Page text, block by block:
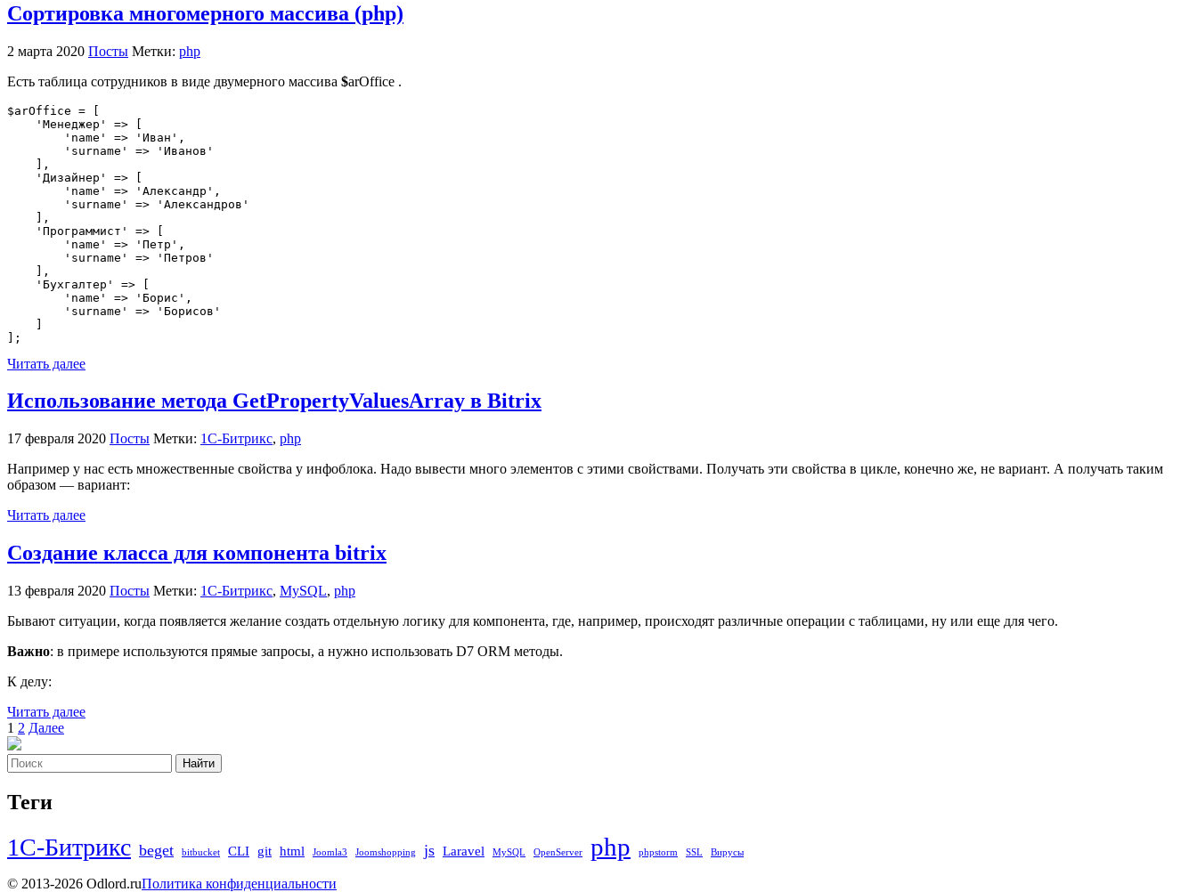
Сортировка многомерного массива (php)
2 марта 2020 Посты Метки: php
Есть таблица сотрудников в виде двумерного массива $arOffice .
$arOffice = [
];
Читать далее
Использование метода GetPropertyValuesArray в Bitrix
17 февраля 2020 Посты Метки: 1С-Битрикс, php
Например у нас есть множественные свойства у инфоблока. Надо вывести много элементов с этими свойствами. Получать эти свойства в цикле, конечно же, не вариант. А получать таким
образом — вариант:
Читать далее
Создание класса для компонента bitrix
13 февраля 2020 Посты Метки: 1С-Битрикс, MySQL, php
Бывают ситуации, когда появляется желание создать отдельную логику для компонента, где, например, происходят различные операции с таблицами, ну или еще для чего.
Важно: в примере используются прямые запросы, а нужно использовать D7 ORM методы.
К делу:
Читать далее
Пагинация
записей
1 2 Далее
Найти
Теги
1С-Битрикс beget bitbucket CLI git html Joomla3 Joomshopping js Laravel MySQL OpenServer php phpstorm SSL Вирусы
© 2013-2026 Odlord.ruПолитика конфиденциальности